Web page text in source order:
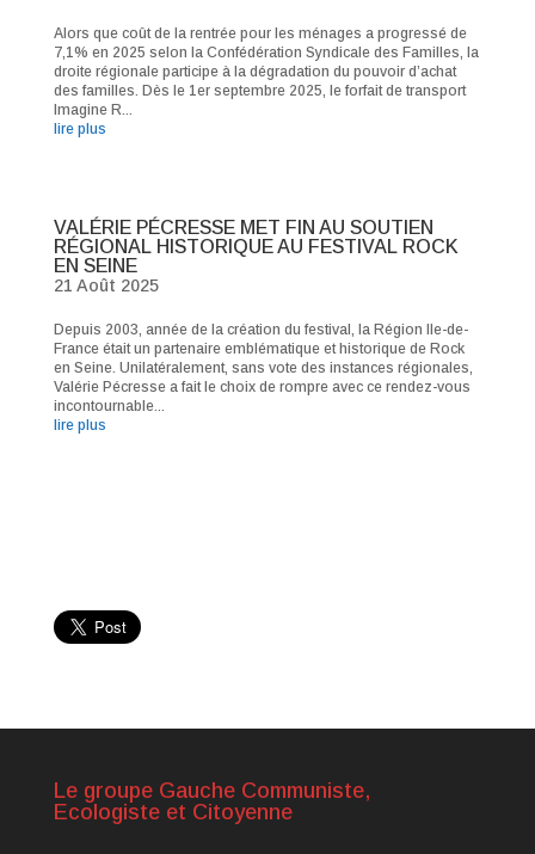
Alors que coût de la rentrée pour les ménages a progressé de
7,1% en 2025 selon la Confédération Syndicale des Familles, la
droite régionale participe à la dégradation du pouvoir d’achat
des familles. Dès le 1er septembre 2025, le forfait de transport
Imagine R...
lire plus
VALÉRIE PÉCRESSE MET FIN AU SOUTIEN
RÉGIONAL HISTORIQUE AU FESTIVAL ROCK
EN SEINE
21 Août 2025
Depuis 2003, année de la création du festival, la Région Ile-de-
France était un partenaire emblématique et historique de Rock
en Seine. Unilatéralement, sans vote des instances régionales,
Valérie Pécresse a fait le choix de rompre avec ce rendez-vous
incontournable...
lire plus
Le groupe Gauche Communiste,
Ecologiste et Citoyenne